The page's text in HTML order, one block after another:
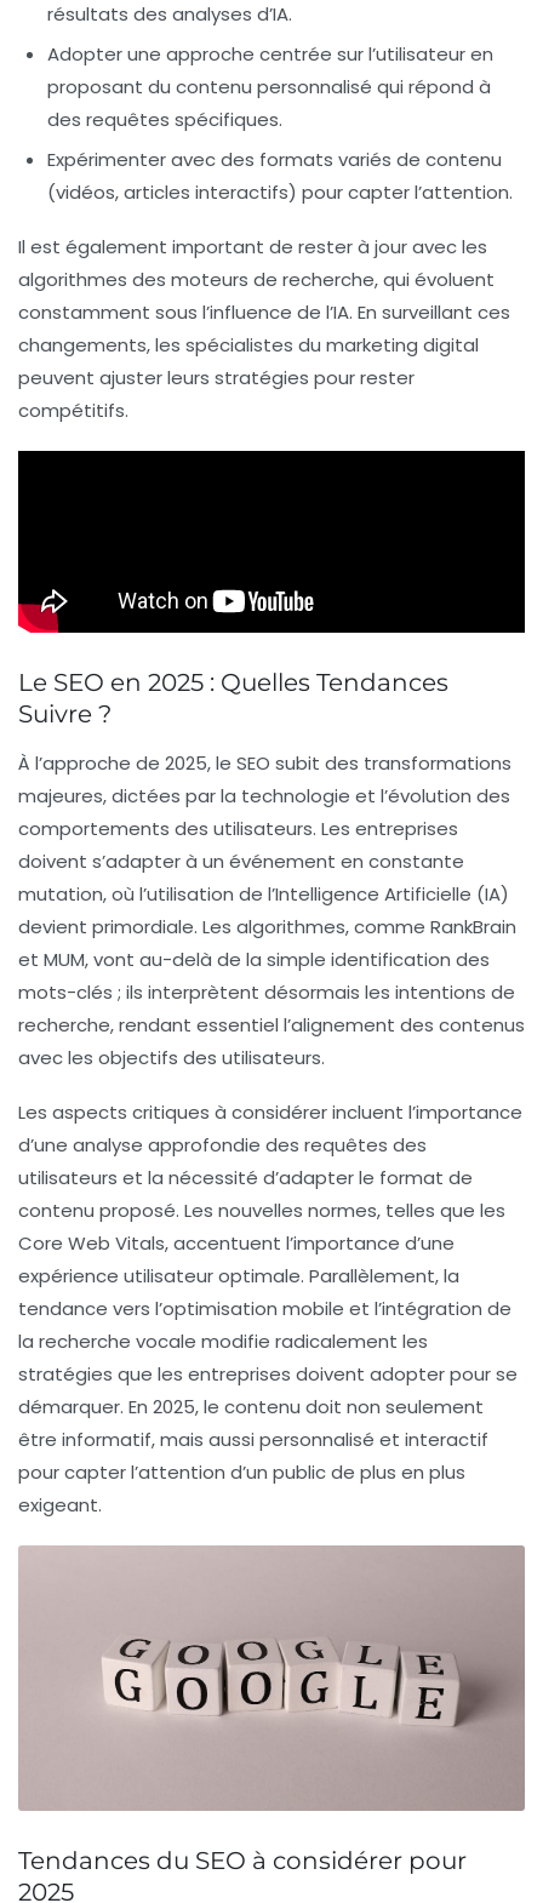
résultats des analyses d’IA.
Adopter une approche centrée sur l’utilisateur en
proposant du contenu personnalisé qui répond à
des requêtes spécifiques.
Expérimenter avec des formats variés de contenu
(vidéos, articles interactifs) pour capter l’attention.
Il est également important de rester à jour avec les
algorithmes des moteurs de recherche, qui évoluent
constamment sous l’influence de l’IA. En surveillant ces
changements, les spécialistes du marketing digital
peuvent ajuster leurs stratégies pour rester
compétitifs.
Le SEO en 2025 : Quelles Tendances
Suivre ?
À l’approche de 2025, le SEO subit des transformations
majeures, dictées par la technologie et l’évolution des
comportements des utilisateurs. Les entreprises
doivent s’adapter à un événement en constante
mutation, où l’utilisation de l’Intelligence Artificielle (IA)
devient primordiale. Les algorithmes, comme RankBrain
et MUM, vont au-delà de la simple identification des
mots-clés ; ils interprètent désormais les intentions de
recherche, rendant essentiel l’alignement des contenus
avec les objectifs des utilisateurs.
Les aspects critiques à considérer incluent l’importance
d’une analyse approfondie des requêtes des
utilisateurs et la nécessité d’adapter le format de
contenu proposé. Les nouvelles normes, telles que les
Core Web Vitals, accentuent l’importance d’une
expérience utilisateur optimale. Parallèlement, la
tendance vers l’optimisation mobile et l’intégration de
la recherche vocale modifie radicalement les
stratégies que les entreprises doivent adopter pour se
démarquer. En 2025, le contenu doit non seulement
être informatif, mais aussi personnalisé et interactif
pour capter l’attention d’un public de plus en plus
exigeant.
Tendances du SEO à considérer pour
2025